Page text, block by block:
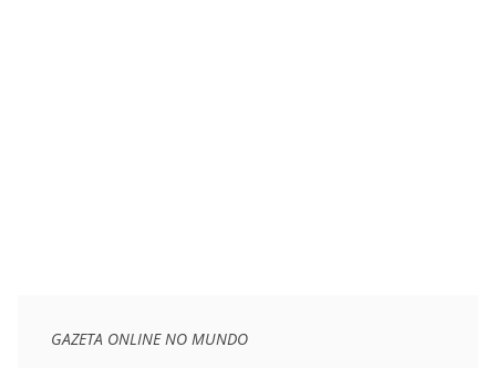
GAZETA ONLINE NO MUNDO